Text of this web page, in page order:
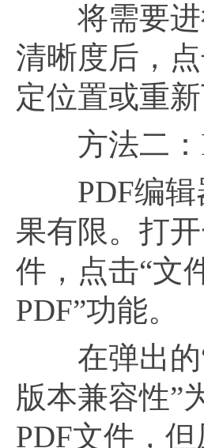
将需要进
清晰度后，
定位置或重
方法二：
PDF编辑器
果有限。打
件，点击“文
PDF”功能。
在弹出的“
版本兼容性”
PDF文件，